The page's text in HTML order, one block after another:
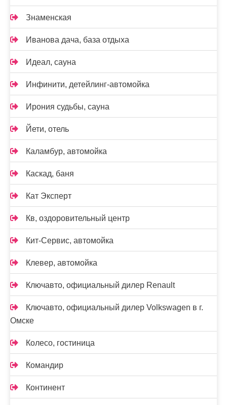
Знаменская
Иванова дача, база отдыха
Идеал, сауна
Инфинити, детейлинг-автомойка
Ирония судьбы, сауна
Йети, отель
Каламбур, автомойка
Каскад, баня
Кат Эксперт
Кв, оздоровительный центр
Кит-Сервис, автомойка
Клевер, автомойка
Ключавто, официальный дилер Renault
Ключавто, официальный дилер Volkswagen в г.
Омске
Колесо, гостиница
Командир
Континент